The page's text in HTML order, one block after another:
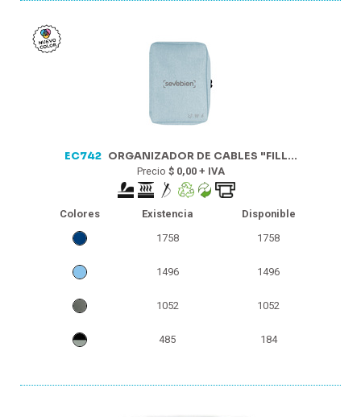
EC742 ORGANIZADOR DE CABLES "FILL...
Precio $ 0,00 + IVA
Colores Existencia
Disponible
1758
1758
1496 1496
1052 1052
485 184